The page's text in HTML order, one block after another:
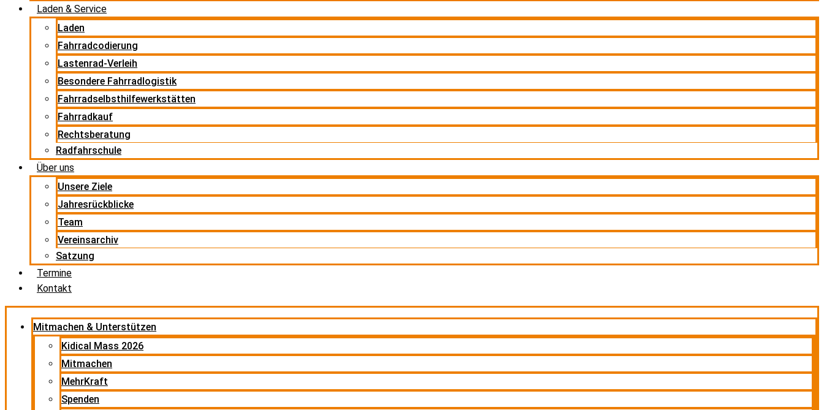
Laden & Service
Laden
Fahrradcodierung
Lastenrad-Verleih
Besondere Fahrradlogistik
Fahrradselbsthilfewerkstätten
Fahrradkauf
Rechtsberatung
Radfahrschule
Über uns
Unsere Ziele
Jahresrückblicke
Team
Vereinsarchiv
Satzung
Termine
Kontakt
Mitmachen & Unterstützen
Kidical Mass 2026
Mitmachen
MehrKraft
Spenden